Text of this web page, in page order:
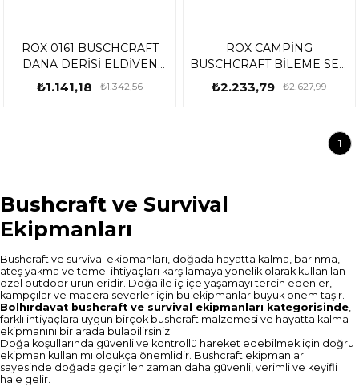
ROX 0161 BUSCHCRAFT
DANA DERİSİ ELDİVEN
NO:8 M 153ROX0161
₺1.141,18 ₺1.342,56
ROX CAMPİNG
BUSCHCRAFT BİLEME SETİ
153CAMP0120
₺2.233,79 ₺2.627,99
1
Bushcraft ve Survival
Ekipmanları
Bushcraft ve survival ekipmanları, doğada hayatta kalma, barınma,
ateş yakma ve temel ihtiyaçları karşılamaya yönelik olarak kullanılan
özel outdoor ürünleridir. Doğa ile iç içe yaşamayı tercih edenler,
kampçılar ve macera severler için bu ekipmanlar büyük önem taşır.
Bolhırdavat bushcraft ve survival ekipmanları kategorisinde,
farklı ihtiyaçlara uygun birçok bushcraft malzemesi ve hayatta kalma
ekipmanını bir arada bulabilirsiniz.
Doğa koşullarında güvenli ve kontrollü hareket edebilmek için doğru
ekipman kullanımı oldukça önemlidir. Bushcraft ekipmanları
sayesinde doğada geçirilen zaman daha güvenli, verimli ve keyifli
hale gelir.